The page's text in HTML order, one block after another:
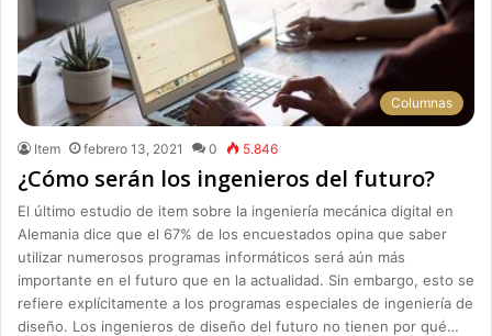
Columnas
Item febrero 13, 2021 0 5.846
¿Cómo serán los ingenieros del futuro?
El último estudio de item sobre la ingeniería mecánica digital en
Alemania dice que el 67% de los encuestados opina que saber
utilizar numerosos programas informáticos será aún más
importante en el futuro que en la actualidad. Sin embargo, esto se
refiere explícitamente a los programas especiales de ingeniería de
diseño. Los ingenieros de diseño del futuro no tienen por qué…